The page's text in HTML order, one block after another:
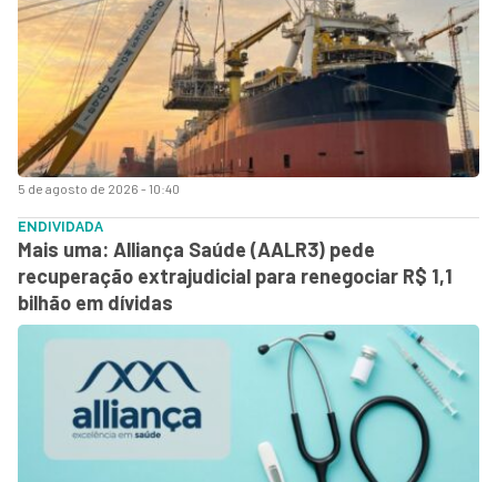
5 de agosto de 2026 - 10:40
ENDIVIDADA
Mais uma: Alliança Saúde (AALR3) pede
recuperação extrajudicial para renegociar R$ 1,1
bilhão em dívidas